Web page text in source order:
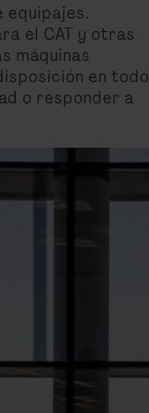
el CAT y otras
máquinas
en todo
o responder a